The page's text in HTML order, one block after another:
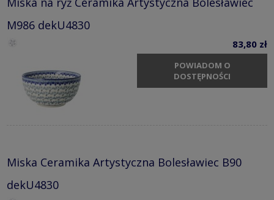
M986 dekU4830
83,80 zł
POWIADOM O
DOSTĘPNOŚCI
Miska Ceramika Artystyczna Bolesławiec B90
dekU4830